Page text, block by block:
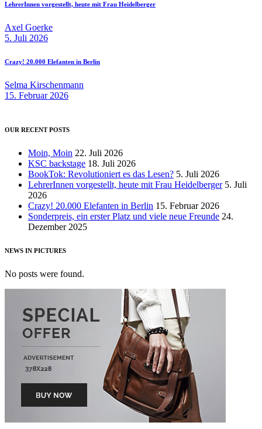
LehrerInnen vorgestellt, heute mit Frau Heidelberger
Axel Goerke
5. Juli 2026
Crazy! 20.000 Elefanten in Berlin
Selma Kirschenmann
15. Februar 2026
OUR RECENT POSTS
Moin, Moin 22. Juli 2026
KSC backstage 18. Juli 2026
BookTok: Revolutioniert es das Lesen? 5. Juli 2026
LehrerInnen vorgestellt, heute mit Frau Heidelberger 5. Juli
2026
Crazy! 20.000 Elefanten in Berlin 15. Februar 2026
Sonderpreis, ein erster Platz und viele neue Freunde 24.
Dezember 2025
NEWS IN PICTURES
No posts were found.